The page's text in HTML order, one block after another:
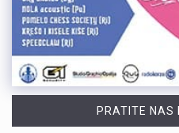
PRATITE NAS